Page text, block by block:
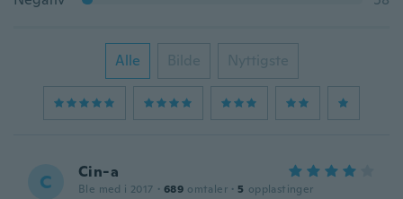
Alle Bilde Nyttigste
C Cin-a
Ble med i 2017 · 689 omtaler · 5 opplastinger